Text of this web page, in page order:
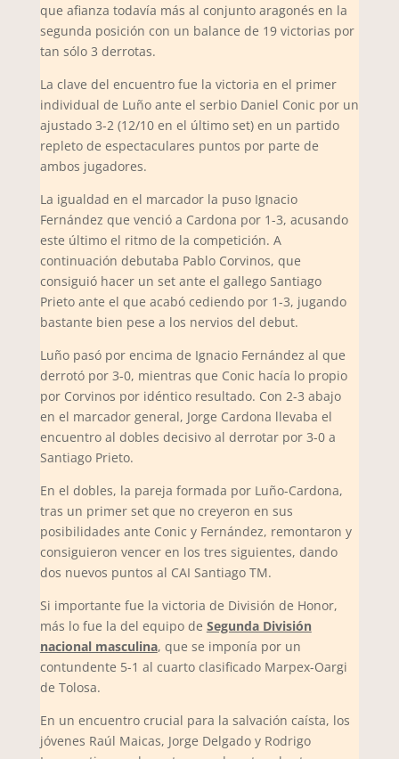
que afianza todavía más al conjunto aragonés en la
segunda posición con un balance de 19 victorias por
tan sólo 3 derrotas.
La clave del encuentro fue la victoria en el primer
individual de Luño ante el serbio Daniel Conic por un
ajustado 3-2 (12/10 en el último set) en un partido
repleto de espectaculares puntos por parte de
ambos jugadores.
La igualdad en el marcador la puso Ignacio
Fernández que venció a Cardona por 1-3, acusando
este último el ritmo de la competición. A
continuación debutaba Pablo Corvinos, que
consiguió hacer un set ante el gallego Santiago
Prieto ante el que acabó cediendo por 1-3, jugando
bastante bien pese a los nervios del debut.
Luño pasó por encima de Ignacio Fernández al que
derrotó por 3-0, mientras que Conic hacía lo propio
por Corvinos por idéntico resultado. Con 2-3 abajo
en el marcador general, Jorge Cardona llevaba el
encuentro al dobles decisivo al derrotar por 3-0 a
Santiago Prieto.
En el dobles, la pareja formada por Luño-Cardona,
tras un primer set que no creyeron en sus
posibilidades ante Conic y Fernández, remontaron y
consiguieron vencer en los tres siguientes, dando
dos nuevos puntos al CAI Santiago TM.
Si importante fue la victoria de División de Honor,
más lo fue la del equipo de Segunda División
nacional masculina, que se imponía por un
contundente 5-1 al cuarto clasificado Marpex-Oargi
de Tolosa.
En un encuentro crucial para la salvación caísta, los
jóvenes Raúl Maicas, Jorge Delgado y Rodrigo